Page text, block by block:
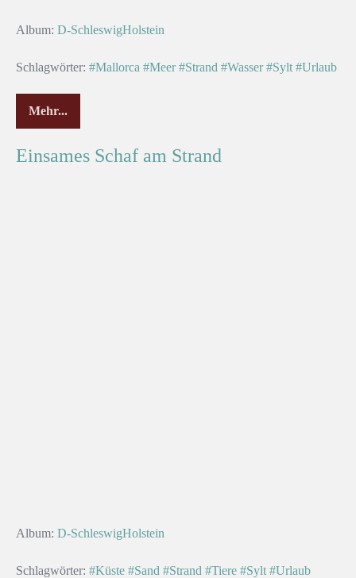
Album: D-SchleswigHolstein
Schlagwörter: #Mallorca #Meer #Strand #Wasser #Sylt #Urlaub
Mehr...
Einsames Schaf am Strand
Album: D-SchleswigHolstein
Schlagwörter: #Küste #Sand #Strand #Tiere #Sylt #Urlaub